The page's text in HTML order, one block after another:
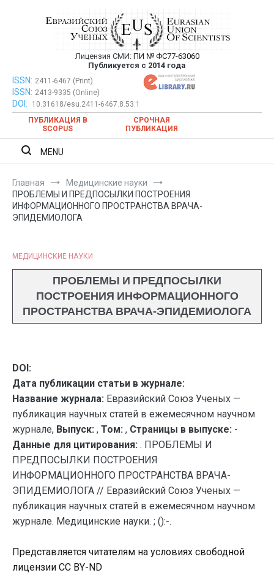
Евразийский Союз Ученых —
публикация научных статей в
ежемесячном научном журнале
Лицензия СМИ: ПИ № ФС77-63060
Публикуется с 2014 года
Евразийский Союз Ученых — публикация научных статей в
ежемесячном научном журнале
ISSN: 2411-6467 (Print)
ISSN: 2413-9335 (Online)
DOI:
10.31618/esu.2411-6467.8.53.1
ПУБЛИКАЦИЯ В
SCOPUS
СРОЧНАЯ
ПУБЛИКАЦИЯ
MENU
Главная
Медицинские науки
ПРОБЛЕМЫ И ПРЕДПОСЫЛКИ ПОСТРОЕНИЯ
ИНФОРМАЦИОННОГО ПРОСТРАНСТВА ВРАЧА-
ЭПИДЕМИОЛОГА
МЕДИЦИНСКИЕ НАУКИ
ПРОБЛЕМЫ И ПРЕДПОСЫЛКИ
ПОСТРОЕНИЯ ИНФОРМАЦИОННОГО
ПРОСТРАНСТВА ВРАЧА-ЭПИДЕМИОЛОГА
DOI:
Дата публикации статьи в журнале:
Название журнала: Евразийский Союз Ученых —
публикация научных статей в ежемесячном научном
журнале, Выпуск: , Том: , Страницы в выпуске: -
Данные для цитирования: . ПРОБЛЕМЫ И
ПРЕДПОСЫЛКИ ПОСТРОЕНИЯ
ИНФОРМАЦИОННОГО ПРОСТРАНСТВА ВРАЧА-
ЭПИДЕМИОЛОГА // Евразийский Союз Ученых —
публикация научных статей в ежемесячном научном
журнале. Медицинские науки. ; ():-.
Представляется читателям на условиях свободной
лицензии CC BY-ND